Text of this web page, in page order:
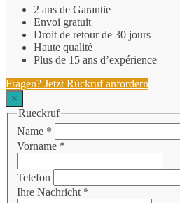
2 ans de Garantie
Envoi gratuit
Droit de retour de 30 jours
Haute qualité
Plus de 15 ans d’expérience
Fragen? Jetzt Rückruf anfordern
×
Rueckruf
Name *
Vorname *
Telefon
Ihre Nachricht *